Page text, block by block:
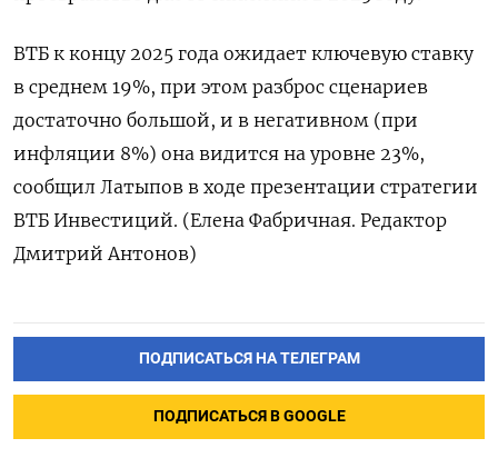
ВТБ к концу 2025 года ожидает ключевую ставку
в среднем 19%, при этом разброс сценариев
достаточно большой, и в негативном (при
инфляции 8%) она видится на уровне 23%,
сообщил Латыпов в ходе презентации стратегии
ВТБ Инвестиций. (Елена Фабричная. Редактор
Дмитрий Антонов)
ПОДПИСАТЬСЯ НА ТЕЛЕГРАМ
ПОДПИСАТЬСЯ В GOOGLE